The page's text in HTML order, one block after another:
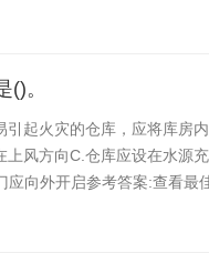
。
起火灾的仓库，应将库房
风方向C.仓库应设在水源
向外开启参考答案:查看最